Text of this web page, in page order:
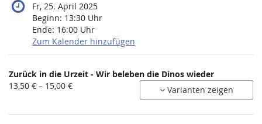
Fr, 25. April 2025
Beginn: 13:30 Uhr
Ende: 16:00 Uhr
Zum Kalender hinzufügen
Produkte
Unkategorisierte
Zurück in die Urzeit - Wir beleben die Dinos wieder
von
13,50 € – 15,00 € Varianten zeigen